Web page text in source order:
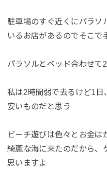
駐車場のすぐ近くにパラソ
いるお店があるのでそこで
パラソルとベッド合わせて
私は2時間弱で去るけど1日
安いものだと思う
ビーチ遊びは色々とお金は
綺麗な海に来たのだから、
思いますよ